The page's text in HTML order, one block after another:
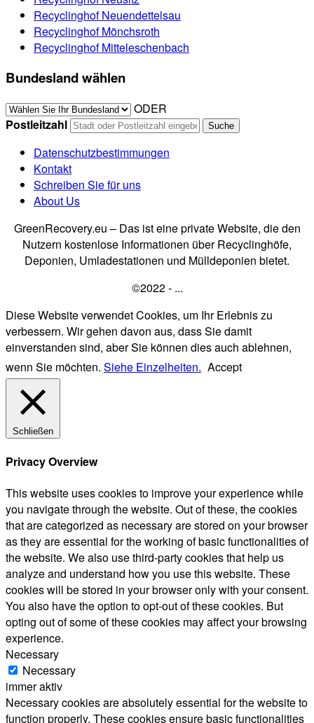
Recyclinghof Neuendettelsau
Recyclinghof Mönchsroth
Recyclinghof Mitteleschenbach
Bundesland wählen
ODER
Postleitzahl
Datenschutzbestimmungen
Kontakt
Schreiben Sie für uns
About Us
GreenRecovery.eu – Das ist eine private Website, die den
Nutzern kostenlose Informationen über Recyclinghöfe,
Deponien, Umladestationen und Mülldeponien bietet.
©2022 - ...
Diese Website verwendet Cookies, um Ihr Erlebnis zu
verbessern. Wir gehen davon aus, dass Sie damit
einverstanden sind, aber Sie können dies auch ablehnen,
wenn Sie möchten. Siehe Einzelheiten. Accept
Schließen
Privacy Overview
This website uses cookies to improve your experience while
you navigate through the website. Out of these, the cookies
that are categorized as necessary are stored on your browser
as they are essential for the working of basic functionalities of
the website. We also use third-party cookies that help us
analyze and understand how you use this website. These
cookies will be stored in your browser only with your consent.
You also have the option to opt-out of these cookies. But
opting out of some of these cookies may affect your browsing
experience.
Necessary
Necessary
immer aktiv
Necessary cookies are absolutely essential for the website to
function properly. These cookies ensure basic functionalities